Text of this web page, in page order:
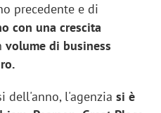
precedente e di
con una crescita
volume di business
dell'anno, l'agenzia si è